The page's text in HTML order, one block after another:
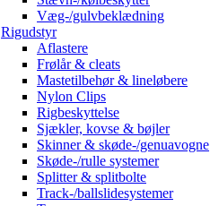
Væg-/gulvbeklædning
Rigudstyr
Aflastere
Frølår & cleats
Mastetilbehør & lineløbere
Nylon Clips
Rigbeskyttelse
Sjækler, kovse & bøjler
Skinner & skøde-/genuavogne
Skøde-/rulle systemer
Splitter & splitbolte
Track-/ballslidesystemer